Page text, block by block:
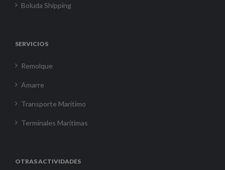
Boluda Shipping
SERVICIOS
Remolque
Amarre
Transporte Marítimo
Terminales Marítimas
OTRAS ACTIVIDADES